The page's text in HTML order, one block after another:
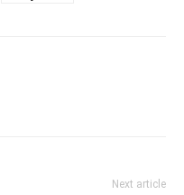
Next article